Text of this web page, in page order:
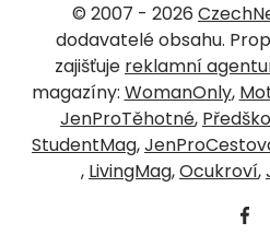
© 2007 - 2026
dodavatelé obsahu.
zajišťuje reklamní
magazíny: WomanOnly,
JenProTěhotné,
StudentMag,
, LivingMag,Ocukroví,